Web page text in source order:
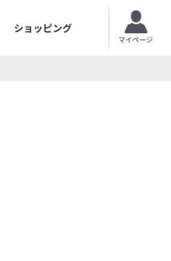
ショッピング
マイページ